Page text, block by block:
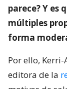
parece? Y es
múltiples
forma
Por ello,
editora de la